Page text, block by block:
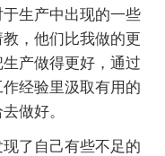
生产中出现的一些
，他们比我做的更
产做得更好，通过
经验里汲取有用的
做好。
了自己有些不足的